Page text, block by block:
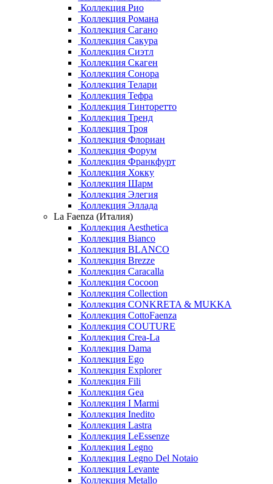
Коллекция Рио
Коллекция Романа
Коллекция Сагано
Коллекция Сакура
Коллекция Сиэтл
Коллекция Скаген
Коллекция Сонора
Коллекция Телари
Коллекция Тефра
Коллекция Тинторетто
Коллекция Тренд
Коллекция Троя
Коллекция Флориан
Коллекция Форум
Коллекция Франкфурт
Коллекция Хокку
Коллекция Шарм
Коллекция Элегия
Коллекция Эллада
La Faenza (Италия)
Коллекция Aesthetica
Коллекция Bianco
Коллекция BLANCO
Коллекция Brezze
Коллекция Caracalla
Коллекция Cocoon
Коллекция Collection
Коллекция CONKRETA & MUKKA
Коллекция CottoFaenza
Коллекция COUTURE
Коллекция Crea-La
Коллекция Dama
Коллекция Ego
Коллекция Explorer
Коллекция Fili
Коллекция Gea
Коллекция I Marmi
Коллекция Inedito
Коллекция Lastra
Коллекция LeEssenze
Коллекция Legno
Коллекция Legno Del Notaio
Коллекция Levante
Коллекция Metallo